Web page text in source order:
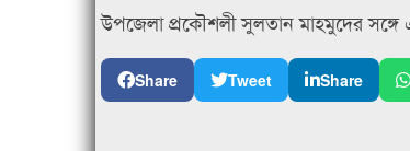
উপজেলা প্রকৌশলী সুলতান মাহমুদের সঙ্গে
Share Tweet Share